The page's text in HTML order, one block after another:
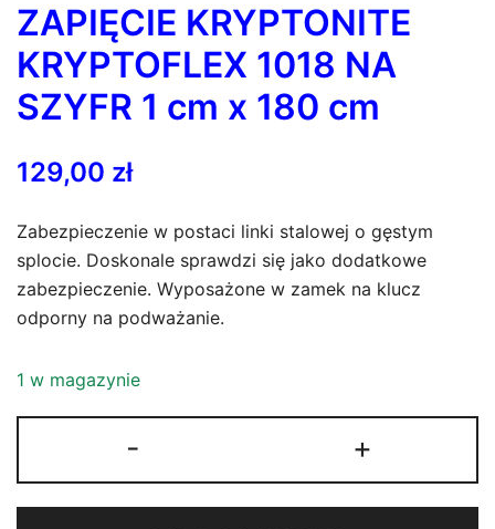
ZAPIĘCIE KRYPTONITE
KRYPTOFLEX 1018 NA
SZYFR 1 cm x 180 cm
129,00 zł
Zabezpieczenie w postaci linki stalowej o gęstym
splocie. Doskonale sprawdzi się jako dodatkowe
zabezpieczenie. Wyposażone w zamek na klucz
odporny na podważanie.
1 w magazynie
-
KRYPTONITE
+